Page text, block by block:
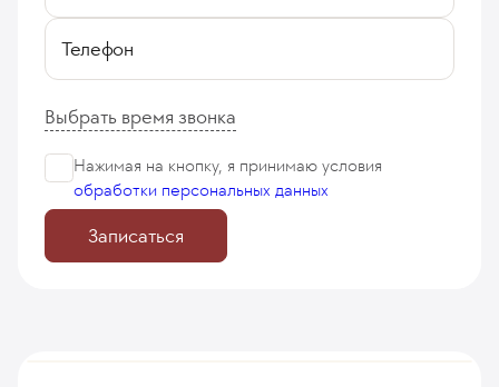
Телефон
Выбрать время звонка
Нажимая на кнопку, я принимаю условия
обработки персональных данных
Записаться